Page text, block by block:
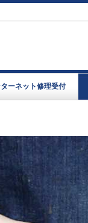
ーネット修理受付